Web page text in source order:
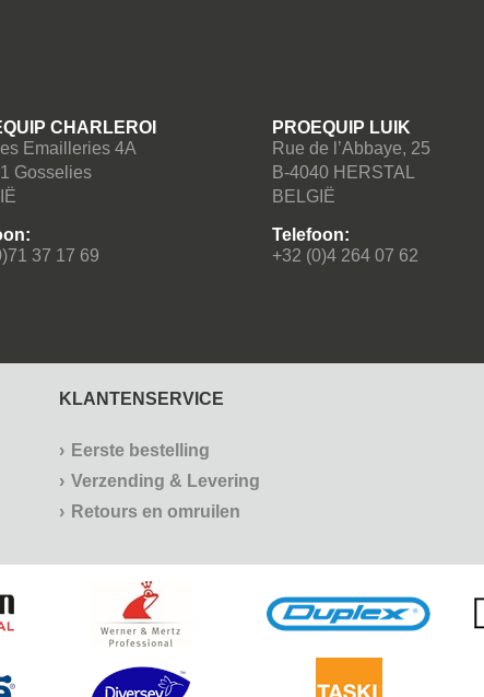
CHARLEROI
Emailleries 4A
Gosselies
37 17 69
PROEQUIP LUIK
Rue de l’Abbaye, 25
B-4040 HERSTAL
BELGIË
Telefoon:
+32 (0)4 264 07 62
KLANTENSERVICE
Eerste bestelling
Verzending & Levering
Retours en omruilen